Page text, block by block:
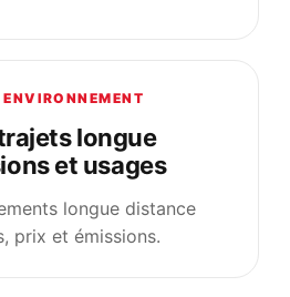
longue
et usages
longue distance
prix et émissions.